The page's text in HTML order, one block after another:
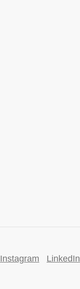
Instagram LinkedIn